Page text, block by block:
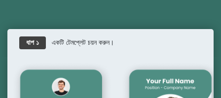
ধাপ ১ একটি টেমপ্লেট চয়ন করুন।